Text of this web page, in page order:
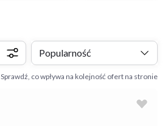
Popularność
Sprawdź, co wpływa na kolejność ofert na stronie